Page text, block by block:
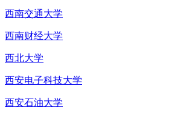
西南交通大学
西南财经大学
西北大学
西安电子科技大学
西安石油大学